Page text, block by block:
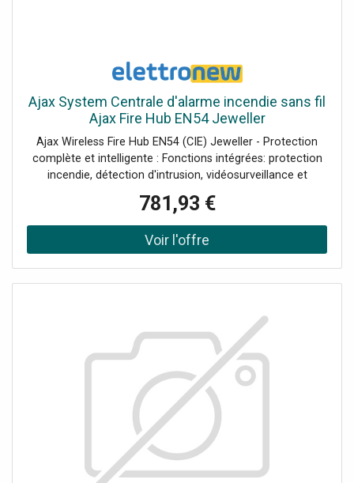
Ajax System Centrale d'alarme incendie sans fil
Ajax Fire Hub EN54 Jeweller
Ajax Wireless Fire Hub EN54 (CIE) Jeweller - Protection
complète et intelligente : Fonctions intégrées: protection
incendie, détection d'intrusion, vidéosurveillance et
Zones d'incendie: jusqu'à 40, avec plusieurs pièces par
zone Caméras: jusqu'à 224 via Ajax NVR, jusqu'à 492
autonomes, support RTSP et ONVIF Écran tactile: 10.1″
avec interface intuitive Scénarios d'automatisation:
rapide et sécurisée Alimentation : externe 110-240 V,
50/60 Hz - interne avec batterie Li-ion 7,4 V⎓, 5 Ah ou 10
Ah (non incluse). L'écran tactile de l'EN54 Fire Hub
Jeweller est conçu exclusivement pour le contrôle des
dispositifs de protection incendie. Les dispositifs de
protection contre les intrusions, d'automatisation et de
vidéosurveillance, en revanche, peuvent être accessibles
et gérés via des apps Ajax.
781,93 €